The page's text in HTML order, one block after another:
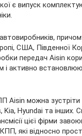
є випуск
США, Південної
передач Aisin
і активно
Aisin можна зустріти
Kia, Hyundai та інших.
цієї фірми
які відносно